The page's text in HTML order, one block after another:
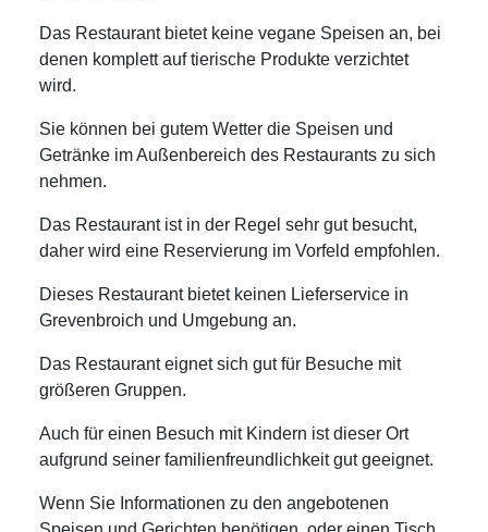
Das Restaurant bietet keine vegane Speisen an, bei
denen komplett auf tierische Produkte verzichtet
wird.
Sie können bei gutem Wetter die Speisen und
Getränke im Außenbereich des Restaurants zu sich
nehmen.
Das Restaurant ist in der Regel sehr gut besucht,
daher wird eine Reservierung im Vorfeld empfohlen.
Dieses Restaurant bietet keinen Lieferservice in
Grevenbroich und Umgebung an.
Das Restaurant eignet sich gut für Besuche mit
größeren Gruppen.
Auch für einen Besuch mit Kindern ist dieser Ort
aufgrund seiner familienfreundlichkeit gut geeignet.
Wenn Sie Informationen zu den angebotenen